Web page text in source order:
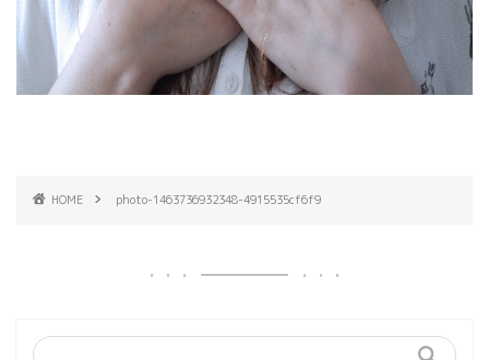
HOME photo-1463736932348-4915535cf6f9